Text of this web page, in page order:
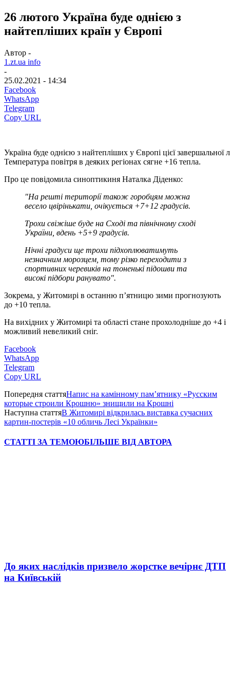
26 лютого Україна буде однією з
найтепліших країн у Європі
Автор -
1.zt.ua info
-
25.02.2021 - 14:34
Facebook
WhatsApp
Telegram
Copy URL
Україна буде однією з найтепліших у Європі цієїзавершальної
Температура повітря в деяких регіонах сягне +16 тепла.
Про це повідомила синоптикиня Наталка Діденко:
"На решті території також горобцям можна
весело цвірінькати, очікується +7+12 градусів.
Трохи свіжіше буде на Сході та північному сході
України, вдень +5+9 градусів.
Нічні градуси ще трохи підхоплюватимуть
незначним морозцем, тому різко переходити з
спортивних черевиків на тоненькі підошви та
високі підбори ранувато".
Зокрема, у Житомирі в останню п’ятницю зими прогнозують
до +10 тепла.
На вихідних у Житомирі та області стане прохолодніше до +4 і
можливий невеликий сніг.
Facebook
WhatsApp
Telegram
Copy URL
Попередня статтяНапис на камінному пам’ятнику «Русским
которые строили Крошню» знищили на Крошні
Наступна статтяВ Житомирі відкрилась виставка сучасних
картин-постерів «10 обличь Лесі Українки»
СТАТТІ ЗА ТЕМОЮБІЛЬШЕ ВІД АВТОРА
До яких наслідків призвело жорстке вечірнє ДТП
на Київській